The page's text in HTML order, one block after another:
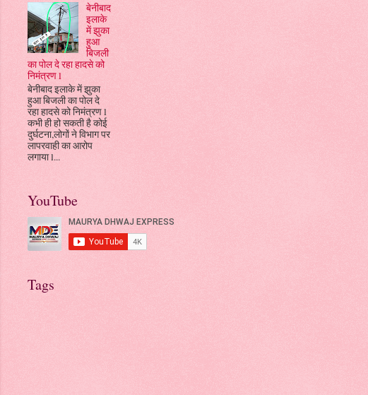
बेनीबाद
इलाके
में झुका
हुआ
बिजली
का पोल दे रहा हादसे को
निमंत्रण l
बेनीबाद इलाके में झुका
हुआ बिजली का पोल दे
रहा हादसे को निमंत्रण l
कभी ही हो सकती है कोई
दुर्घटना,लोगों ने विभाग पर
लापरवाही का आरोप
लगाया l...
YouTube
Tags